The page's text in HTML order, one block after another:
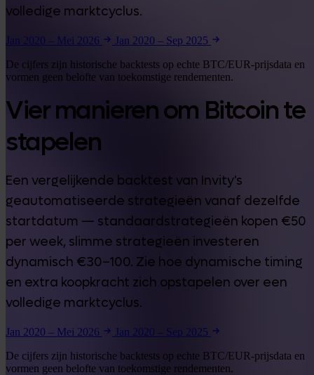
volledige marktcyclus.
Jan 2020 – Mei 2026
Jan 2020 – Sep 2025
De cijfers zijn historische backtests op echte BTC/EUR-prijsdata en
vormen geen belofte van toekomstige rendementen.
Vier manieren om Bitcoin te
stapelen
Een vergelijkende backtest van Invity's
geautomatiseerde strategieën vanaf dezelfde
startdatum — standaardstrategieën kopen €50
per week, slimme strategieën investeren
dynamisch €30–100. Zie hoe dynamische timing
en extra koopkracht zich opstapelen over een
volledige marktcyclus.
Jan 2020 – Mei 2026
Jan 2020 – Sep 2025
De cijfers zijn historische backtests op echte BTC/EUR-prijsdata en
vormen geen belofte van toekomstige rendementen.